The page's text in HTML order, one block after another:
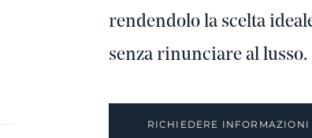
rendendolo la scelta
senza rinunciare al lusso.
RICHIEDERE INFORMAZIONI